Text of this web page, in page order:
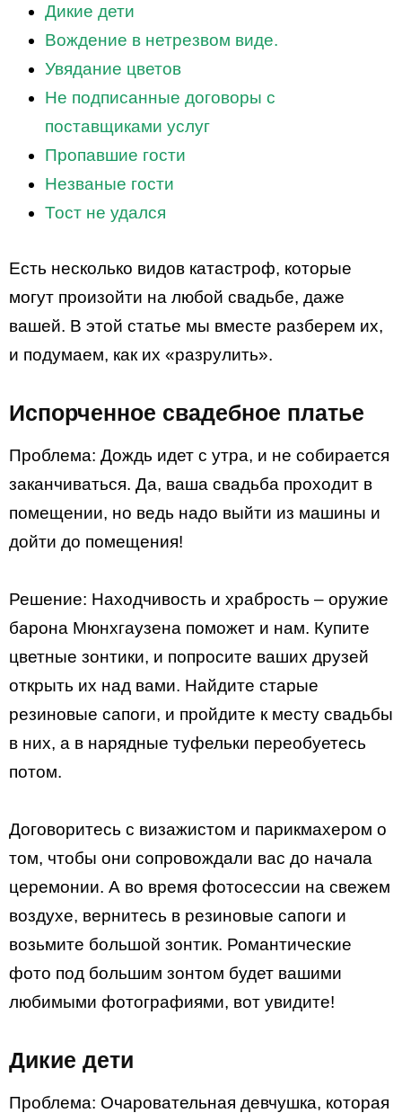
Дикие дети
Вождение в нетрезвом виде.
Увядание цветов
Не подписанные договоры с
поставщиками услуг
Пропавшие гости
Незваные гости
Тост не удался
Есть несколько видов катастроф, которые
могут произойти на любой свадьбе, даже
вашей. В этой статье мы вместе разберем их,
и подумаем, как их «разрулить».
Испорченное свадебное платье
Проблема: Дождь идет с утра, и не собирается
заканчиваться. Да, ваша свадьба проходит в
помещении, но ведь надо выйти из машины и
дойти до помещения!
Решение: Находчивость и храбрость – оружие
барона Мюнхгаузена поможет и нам. Купите
цветные зонтики, и попросите ваших друзей
открыть их над вами. Найдите старые
резиновые сапоги, и пройдите к месту свадьбы
в них, а в нарядные туфельки переобуетесь
потом.
Договоритесь с визажистом и парикмахером о
том, чтобы они сопровождали вас до начала
церемонии. А во время фотосессии на свежем
воздухе, вернитесь в резиновые сапоги и
возьмите большой зонтик. Романтические
фото под большим зонтом будет вашими
любимыми фотографиями, вот увидите!
Дикие дети
Проблема: Очаровательная девчушка, которая